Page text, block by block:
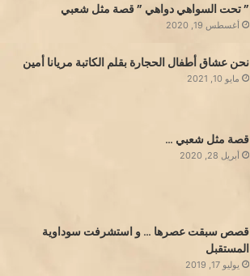
” تحت السواهي دواهي ” قصة مثل شعبي
أغسطس 19, 2020
نحن عشاق أطفال الحجارة بقلم الكاتبة مريانا أمين
مايو 10, 2021
قصة مثل شعبي …
أبريل 28, 2020
قصص سبقت عصرها … و استشرفت سوداوية
المستقبل
يوليو 17, 2019